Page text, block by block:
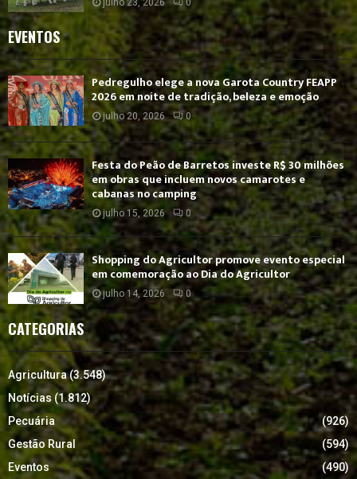
EVENTOS
Pedregulho elege a nova Garota Country FEAPP
2026 em noite de tradição, beleza e emoção
julho 20, 2026 0
Festa do Peão de Barretos investe R$ 30 milhões
em obras que incluem novos camarotes e
cabanas no camping
julho 15, 2026 0
Shopping do Agricultor promove evento especial
em comemoração ao Dia do Agricultor
julho 14, 2026 0
CATEGORIAS
Agricultura(3.548)
Notícias (1.812)
Pecuária
(926)
Gestão Rural
(594)
Eventos
(490)